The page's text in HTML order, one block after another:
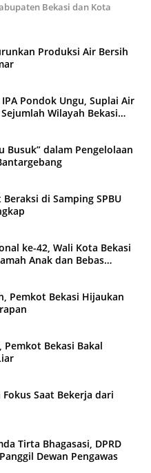
Bekasi dan Kota
Produksi Air Bersih
Pondok Ungu, Suplai Air
Wilayah Bekasi
Busuk” dalam Pengelolaan
di Samping SPBU
ke-42, Wali Kota Bekasi
Anak dan Bebas
Pemkot Bekasi Hijaukan
Pemkot Bekasi Bakal
Saat Bekerja dari
Tirta Bhagasasi, DPRD
Dewan Pengawas